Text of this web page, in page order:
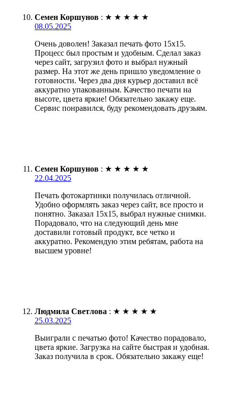
Семен Коршунов : ★ ★ ★ ★ ★
08.05.2025
Очень доволен! Заказал печать фото 15х15.
Процесс был простым и удобным. Сделал заказ
через сайт, загрузил фото и выбрал нужный
размер. На этот же день пришло уведомление о
готовности. Через два дня курьер доставил всё
аккуратно упакованным. Качество печати на
высоте, цвета яркие! Обязательно закажу еще.
Сервис понравился, буду рекомендовать друзьям.
Семен Коршунов : ★ ★ ★ ★ ★
22.04.2025
Печать фотокартинки получилась отличной.
Удобно оформлять заказ через сайт, все просто и
понятно. Заказал 15х15, выбрал нужные снимки.
Порадовало, что на следующий день мне
доставили готовый продукт, все четко и
аккуратно. Рекомендую этим ребятам, работа на
высшем уровне!
Людмила Светлова : ★ ★ ★ ★ ★
25.03.2025
Выиграли с печатью фото! Качество порадовало,
цвета яркие. Загрузка на сайте быстрая и удобная.
Заказ получила в срок. Обязательно закажу еще!